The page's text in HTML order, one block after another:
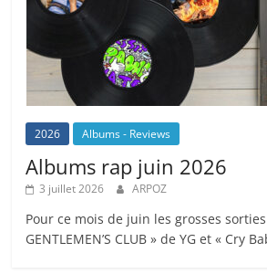
2026 Albums - Reviews
Albums rap juin 2026
3 juillet 2026 ARPOZ
Pour ce mois de juin les grosses sorties
GENTLEMEN’S CLUB » de YG et « Cry